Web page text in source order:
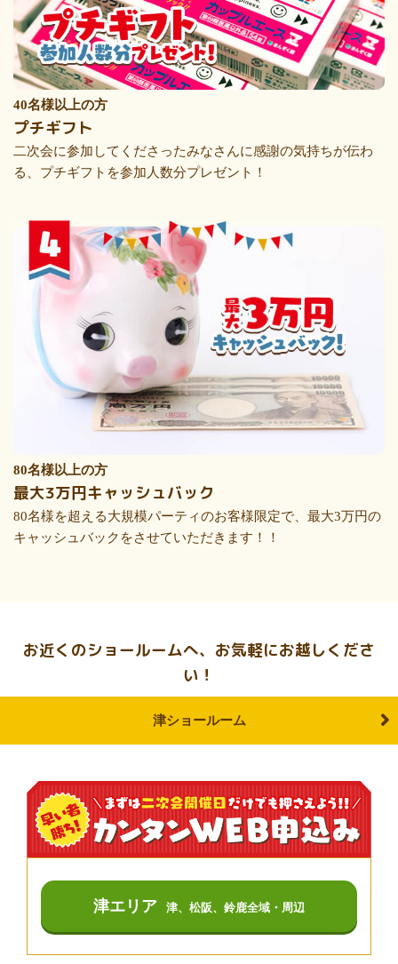
40名様以上の方
プチギフト
二次会に参加してくださったみなさんに感謝の気持ちが伝わ
る、プチギフトを参加人数分プレゼント！
80名様以上の方
最大3万円キャッシュバック
80名様を超える大規模パーティのお客様限定で、最大3万円の
キャッシュバックをさせていただきます！！
お近くのショールームへ、お気軽にお越しくださ
い！
津ショールーム
津エリア 津、松阪、鈴鹿全域・周辺